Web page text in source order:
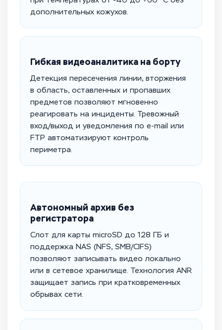
дополнительных кожухов.
Гибкая видеоаналитика на борту
Детекция пересечения линии, вторжения
в область, оставленных и пропавших
предметов позволяют мгновенно
реагировать на инциденты. Тревожный
вход/выход и уведомления по e-mail или
FTP автоматизируют контроль
периметра.
Автономный архив без
регистратора
Слот для карты microSD до 128 ГБ и
поддержка NAS (NFS, SMB/CIFS)
позволяют записывать видео локально
или в сетевое хранилище. Технология ANR
защищает запись при кратковременных
обрывах сети.